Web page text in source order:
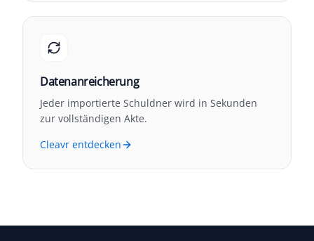
Datenanreicherung
Jeder importierte Schuldner wird in Sekunden
zur vollständigen Akte.
Cleavr entdecken